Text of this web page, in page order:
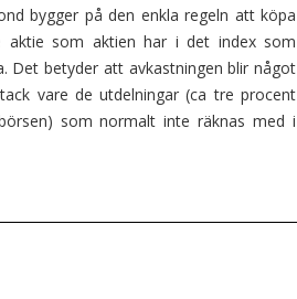
bygger på den enkla regeln att köpa
aktie som aktien har i det index som
Det betyder att avkastningen blir något
vare de utdelningar (ca tre procent
som normalt inte räknas med i